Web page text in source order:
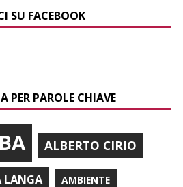
SU FACEBOOK
PER PAROLE CHIAVE
ALBERTO CIRIO
LANGA AMBIENTE